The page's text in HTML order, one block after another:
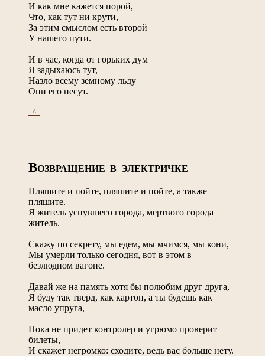
И как мне кажется порой,
Что, как тут ни крути,
За этим смыслом есть второй
У нашего пути.
И в час, когда от горьких дум
Я задыхаюсь тут,
Назло всему земному льду
Они его несут.
_^_
ВОЗВРАЩЕНИЕ В ЭЛЕКТРИЧКЕ
Пляшите и пойте, пляшите и пойте, а также
пляшите.
Я житель уснувшего города, мертвого города
житель.
Скажу по секрету, мы едем, мы мчимся, мы кони,
Мы умерли только сегодня, вот в этом в
безлюдном вагоне.
Давай же на память хотя бы полюбим друг друга,
Я буду так тверд, как картон, а ты будешь как
масло упруга,
Пока не придет контролер и угрюмо проверит
билеты,
И скажет негромко: сходите, ведь вас больше нету.